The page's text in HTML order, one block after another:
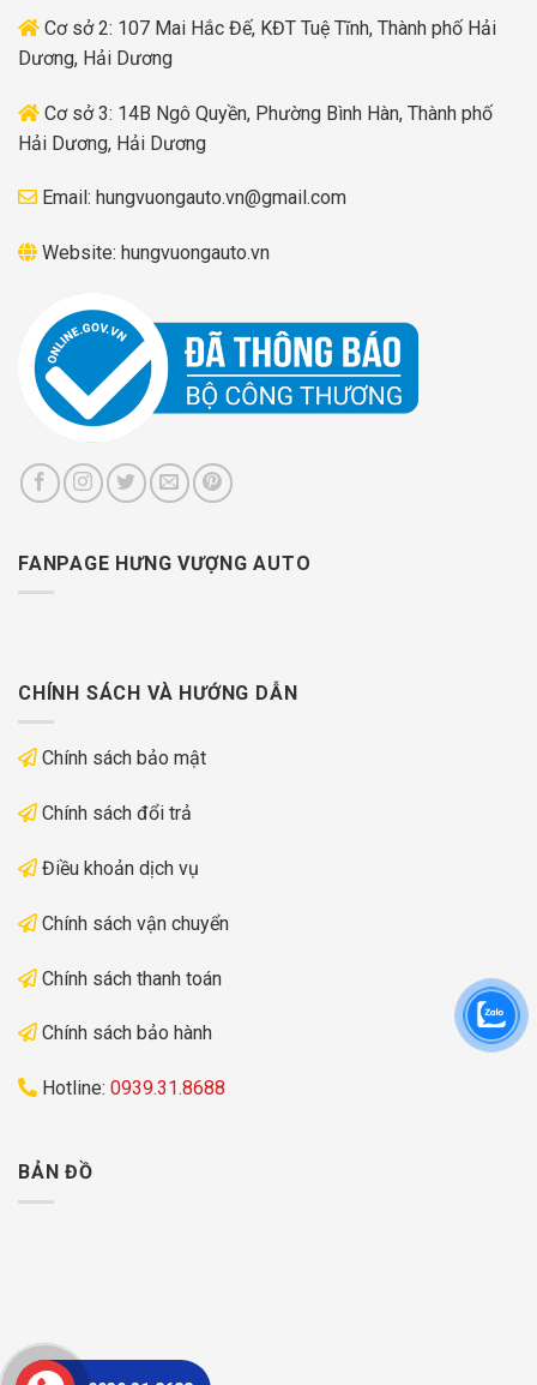
Cơ sở 2: 107 Mai Hắc Đế, KĐT Tuệ Tĩnh, Thành phố Hải
Dương, Hải Dương
Cơ sở 3: 14B Ngô Quyền, Phường Bình Hàn, Thành phố
Hải Dương, Hải Dương
Email: hungvuongauto.vn@gmail.com
Website: hungvuongauto.vn
FANPAGE HƯNG VƯỢNG AUTO
CHÍNH SÁCH VÀ HƯỚNG DẪN
Chính sách bảo mật
Chính sách đổi trả
Điều khoản dịch vụ
Chính sách vận chuyển
Chính sách thanh toán
Chính sách bảo hành
Hotline: 0939.31.8688
BẢN ĐỒ